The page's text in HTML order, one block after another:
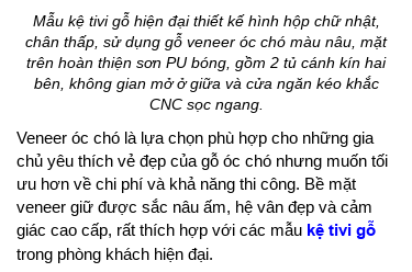
Mẫu kệ tivi gỗ hiện đại thiết kế hình hộp chữ nhật,
chân thấp, sử dụng gỗ veneer óc chó màu nâu, mặt
trên hoàn thiện sơn PU bóng, gồm 2 tủ cánh kín hai
bên, không gian mở ở giữa và cửa ngăn kéo khắc
CNC sọc ngang.
Veneer óc chó là lựa chọn phù hợp cho những gia
chủ yêu thích vẻ đẹp của gỗ óc chó nhưng muốn tối
ưu hơn về chi phí và khả năng thi công. Bề mặt
veneer giữ được sắc nâu ấm, hệ vân đẹp và cảm
giác cao cấp, rất thích hợp với các mẫu kệ tivi gỗ
trong phòng khách hiện đại.